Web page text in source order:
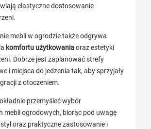
elastyczne dostosowanie
mebli w ogrodzie także odgrywa
komfortu użytkowaniaoraz estetyki
Dobrze jest zaplanować strefy
i miejsca do jedzenia tak, aby sprzyjały
z otoczeniem.
przemyśleć wybór
mebli ogrodowych, biorąc pod uwagę
styl oraz praktyczne zastosowanie i